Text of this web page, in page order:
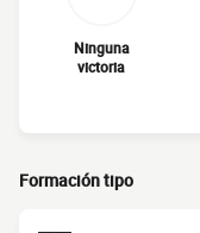
Ninguna
victoria
Formación tipo